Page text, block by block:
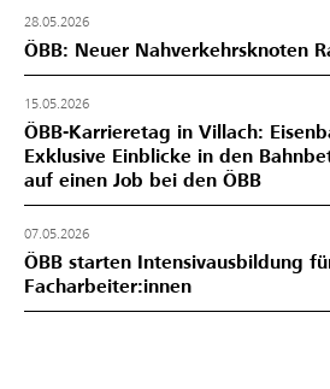
28.05.2026
ÖBB: Neuer Nahverkehrsknoten
15.05.2026
ÖBB-Karrieretag in Villach:
Exklusive Einblicke in den
auf einen Job bei den ÖBB
07.05.2026
ÖBB starten Intensivausbildung
Facharbeiter:innen